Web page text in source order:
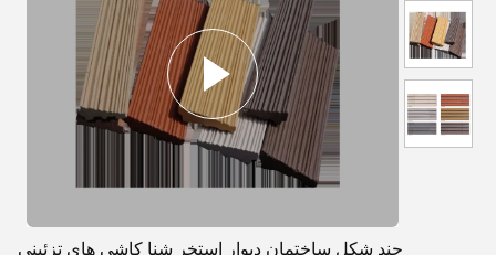
چند شکل ساختمان دیوار استخر شنا کاشی های تزئینی